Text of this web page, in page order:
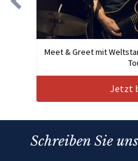
Meet & Greet mit
Jetzt
Schreiben Sie uns